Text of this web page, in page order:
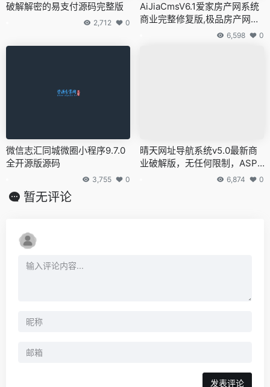
破解解密的易支付源码完整版
2,712 0
AiJiaCmsV6.1爱家房产网系统
商业完整修复版,极品房产网源
6,598 0
微信志汇同城微圈小程序9.7.0
全开源版源码
3,755 0
晴天网址导航系统v5.0最新商
业破解版，无任何限制，ASP+
6,874 0
暂无评论
发表评论